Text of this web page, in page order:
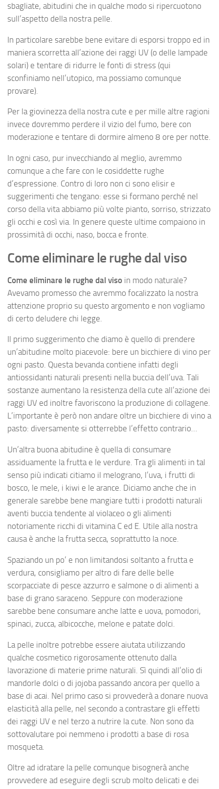
sbagliate, abitudini che in qualche modo si ripercuotono
sull’aspetto della nostra pelle.
In particolare sarebbe bene evitare di esporsi troppo ed in
maniera scorretta all’azione dei raggi UV (o delle lampade
solari) e tentare di ridurre le fonti di stress (qui
sconfiniamo nell’utopico, ma possiamo comunque
provare).
Per la giovinezza della nostra cute e per mille altre ragioni
invece dovremmo perdere il vizio del fumo, bere con
moderazione e tentare di dormire almeno 8 ore per notte.
In ogni caso, pur invecchiando al meglio, avremmo
comunque a che fare con le cosiddette rughe
d’espressione. Contro di loro non ci sono elisir e
suggerimenti che tengano: esse si formano perché nel
corso della vita abbiamo più volte pianto, sorriso, strizzato
gli occhi e così via. In genere queste ultime compaiono in
prossimità di occhi, naso, bocca e fronte.
Come eliminare le rughe dal viso
Come eliminare le rughe dal viso in modo naturale?
Avevamo promesso che avremmo focalizzato la nostra
attenzione proprio su questo argomento e non vogliamo
di certo deludere chi legge.
Il primo suggerimento che diamo è quello di prendere
un’abitudine molto piacevole: bere un bicchiere di vino per
ogni pasto. Questa bevanda contiene infatti degli
antiossidanti naturali presenti nella buccia dell’uva. Tali
sostanze aumentano la resistenza della cute all’azione dei
raggi UV ed inoltre favoriscono la produzione di collagene.
L’importante è però non andare oltre un bicchiere di vino a
pasto: diversamente si otterrebbe l’effetto contrario…
Un’altra buona abitudine è quella di consumare
assiduamente la frutta e le verdure. Tra gli alimenti in tal
senso più indicati citiamo il melograno, l’uva, i frutti di
bosco, le mele, i kiwi e le arance. Diciamo anche che in
generale sarebbe bene mangiare tutti i prodotti naturali
aventi buccia tendente al violaceo o gli alimenti
notoriamente ricchi di vitamina C ed E. Utile alla nostra
causa è anche la frutta secca, soprattutto la noce.
Spaziando un po’ e non limitandosi soltanto a frutta e
verdura, consigliamo per altro di fare delle belle
scorpacciate di pesce azzurro e salmone o di alimenti a
base di grano saraceno. Seppure con moderazione
sarebbe bene consumare anche latte e uova, pomodori,
spinaci, zucca, albicocche, melone e patate dolci.
La pelle inoltre potrebbe essere aiutata utilizzando
qualche cosmetico rigorosamente ottenuto dalla
lavorazione di materie prime naturali. Sì quindi all’olio di
mandorle dolci o di jojoba passando ancora per quello a
base di acai. Nel primo caso si provvederà a donare nuova
elasticità alla pelle, nel secondo a contrastare gli effetti
dei raggi UV e nel terzo a nutrire la cute. Non sono da
sottovalutare poi nemmeno i prodotti a base di rosa
mosqueta.
Oltre ad idratare la pelle comunque bisognerà anche
provvedere ad eseguire degli scrub molto delicati e dei